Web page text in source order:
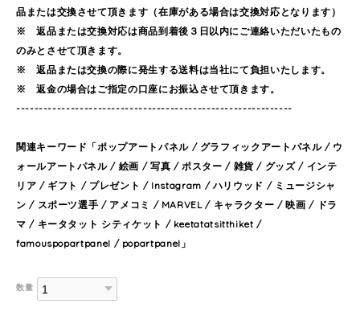
品または交換させて頂きます（在庫がある場合は交換対応となります）
※ 返品または交換対応は商品到着後３日以内にご連絡いただいたもの
のみとさせて頂きます。
※ 返品または交換の際に発生する送料は当社にて負担いたします。
※ 返金の場合はご指定の口座にお振込させて頂きます。
-------------------------------------------------------------
関連キーワード「ポップアートパネル / グラフィックアートパネル / ウ
ォールアートパネル / 絵画 / 写真 / ポスター / 雑貨 / グッズ / インテ
リア / ギフト / プレゼント / Instagram / ハリウッド / ミュージシャ
ン / スポーツ選手 / アメコミ / MARVEL / キャラクター / 映画 / ドラ
マ / キータタット シティケット / keetatatsitthiket /
famouspopartpanel / popartpanel」
数量